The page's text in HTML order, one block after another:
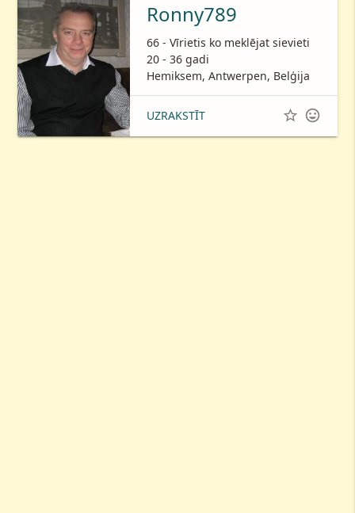
Ronny789
66 - Vīrietis ko meklējat sievieti
20 - 36 gadi
Hemiksem, Antwerpen, Belģija
UZRAKSTĪT  